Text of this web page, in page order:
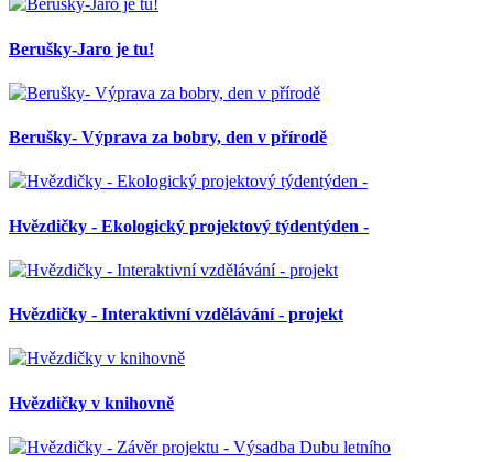
Berušky-Jaro je tu!
Berušky- Výprava za bobry, den v přírodě
Hvězdičky - Ekologický projektový týdentýden -
Hvězdičky - Interaktivní vzdělávání - projekt
Hvězdičky v knihovně